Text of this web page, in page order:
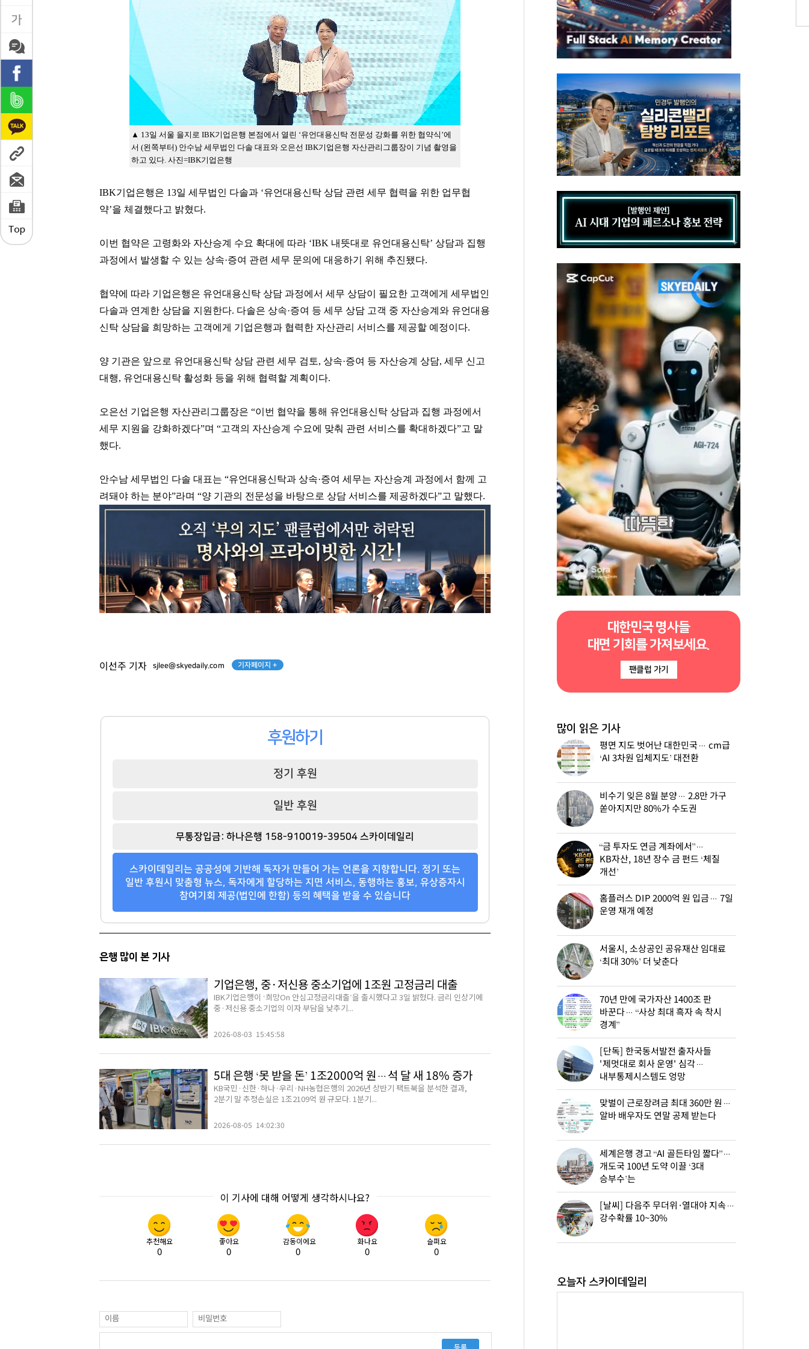
▲ 13일 서울 을지로 IBK기업은행 본점에서 열린 ‘유언대용신탁 전문성 강화를 위한 협약식’에
서 (왼쪽부터) 안수남 세무법인 다솔 대표와 오은선 IBK기업은행 자산관리그룹장이 기념 촬영을
하고 있다. 사진=IBK기업은행
IBK기업은행은 13일 세무법인 다솔과 ‘유언대용신탁 상담 관련 세무 협력을 위한 업무협
약’을 체결했다고 밝혔다.
이번 협약은 고령화와 자산승계 수요 확대에 따라 ‘IBK 내뜻대로 유언대용신탁’ 상담과 집행
과정에서 발생할 수 있는 상속·증여 관련 세무 문의에 대응하기 위해 추진됐다.
협약에 따라 기업은행은 유언대용신탁 상담 과정에서 세무 상담이 필요한 고객에게 세무법인
다솔과 연계한 상담을 지원한다. 다솔은 상속·증여 등 세무 상담 고객 중 자산승계와 유언대용
신탁 상담을 희망하는 고객에게 기업은행과 협력한 자산관리 서비스를 제공할 예정이다.
양 기관은 앞으로 유언대용신탁 상담 관련 세무 검토, 상속·증여 등 자산승계 상담, 세무 신고
대행, 유언대용신탁 활성화 등을 위해 협력할 계획이다.
오은선 기업은행 자산관리그룹장은 “이번 협약을 통해 유언대용신탁 상담과 집행 과정에서
세무 지원을 강화하겠다”며 “고객의 자산승계 수요에 맞춰 관련 서비스를 확대하겠다”고 말
했다.
안수남 세무법인 다솔 대표는 “유언대용신탁과 상속·증여 세무는 자산승계 과정에서 함께 고
려돼야 하는 분야”라며 “양 기관의 전문성을 바탕으로 상담 서비스를 제공하겠다”고 말했다.
단독주택
팬클럽 참여
사이몬
소피아도무스
팬클럽 참여
30
강태영
NH농협은행
다가구주택 및 근린생활시설
팬클럽 참여
101
삼천리그룹
노블하임
팬클럽 참여
98
단독주택
팬클럽 참여
이선주 기자 sjlee@skyedaily.com 기자페이지 +
후원하기
정기 후원
일반 후원
무통장입금: 하나은행 158-910019-39504 스카이데일리
스카이데일리는 공공성에 기반해 독자가 만들어 가는 언론을 지향합니다. 정기 또는
일반 후원시 맞춤형 뉴스, 독자에게 할당하는 지면 서비스, 동행하는 홍보, 유상증자시
참여기회 제공(법인에 한함) 등의 혜택을 받을 수 있습니다
은행 많이 본 기사
기업은행, 중·저신용 중소기업에 1조원 고정금리 대출
IBK기업은행이 ‘희망On 안심고정금리대출’을 출시했다고 3일 밝혔다. 금리 인상기에
중·저신용 중소기업의 이자 부담을 낮추기...
2026-08-03 15:45:58
5대 은행 ‘못 받을 돈’ 1조2000억 원…석 달 새 18% 증가
KB국민·신한·하나·우리·NH농협은행의 2026년 상반기 팩트북을 분석한 결과,
2분기 말 추정손실은 1조2109억 원 규모다. 1분기...
2026-08-05 14:02:30
이 기사에 대해 어떻게 생각하시나요?
추천해요
0
좋아요
0
감동이에요
0
화나요
0
슬퍼요
0
등록
대한민국 명사들
대면 기회를 가져보세요.
팬클럽 가기
많이 읽은 기사
평면 지도 벗어난 대한민국… cm급
‘AI 3차원 입체지도’ 대전환
비수기 잊은 8월 분양… 2.8만 가구
쏟아지지만 80%가 수도권
“금 투자도 연금 계좌에서”…
KB자산, 18년 장수 금 펀드 ‘체질
개선’
홈플러스 DIP 2000억 원 입금… 7일
운영 재개 예정
서울시, 소상공인 공유재산 임대료
‘최대 30%’ 더 낮춘다
70년 만에 국가자산 1400조 판
바꾼다… “사상 최대 흑자 속 착시
경계”
[단독] 한국동서발전 출자사들
'제멋대로 회사 운영' 심각…
내부통제시스템도 엉망
맞벌이 근로장려금 최대 360만 원…
알바 배우자도 연말 공제 받는다
세계은행 경고 “AI 골든타임 짧다”…
개도국 100년 도약 이끌 ‘3대
승부수’는
[날씨] 다음주 무더위·열대야 지속…
강수확률 10~30%
오늘자 스카이데일리